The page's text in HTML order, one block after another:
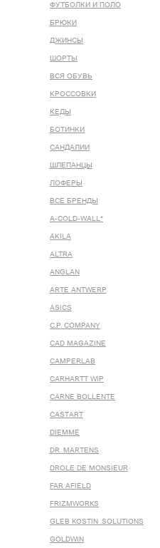
ФУТБОЛКИ И ПОЛО
БРЮКИ
ДЖИНСЫ
ШОРТЫ
ВСЯ ОБУВЬ
КРОССОВКИ
КЕДЫ
БОТИНКИ
САНДАЛИИ
ШЛЕПАНЦЫ
ЛОФЕРЫ
ВСЕ БРЕНДЫ
A-COLD-WALL*
AKILA
ALTRA
ANGLAN
ARTE ANTWERP
ASICS
C.P. COMPANY
CAD MAGAZINE
CAMPERLAB
CARHARTT WIP
CARNE BOLLENTE
CASTART
DIEMME
DR. MARTENS
DROLE DE MONSIEUR
FAR AFIELD
FRIZMWORKS
GLEB KOSTIN .SOLUTIONS
GOLDWIN